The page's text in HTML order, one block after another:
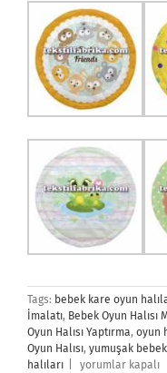
Tags: bebek kare oyun
İmalatı, Bebek Oyun Halısı
Oyun Halısı Yaptırma, oyun
Oyun Halısı, yumuşak bebek
halıları
Bebek
yorumlar kapalı